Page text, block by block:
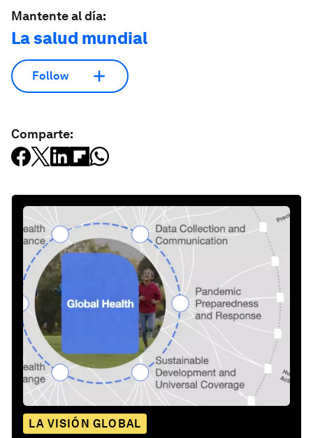
Mantente al día:
La salud mundial
Follow
Comparte:
LA VISIÓN GLOBAL